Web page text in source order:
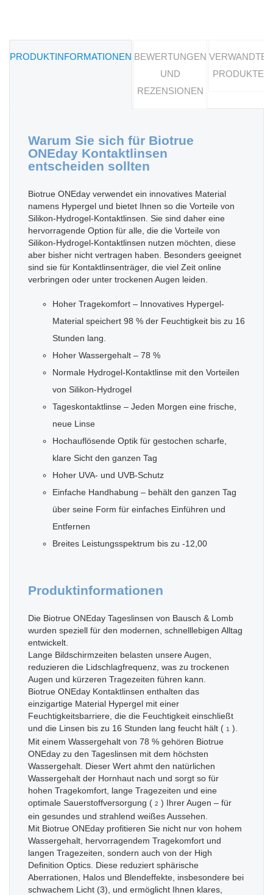
PRODUKTINFORMATIONEN BEWERTUNGEN
UND
REZENSIONEN
VERWANDTE
PRODUKTE
Warum Sie sich für Biotrue
ONEday Kontaktlinsen
entscheiden sollten
Biotrue ONEday verwendet ein innovatives Material
namens Hypergel und bietet Ihnen so die Vorteile von
Silikon-Hydrogel-Kontaktlinsen. Sie sind daher eine
hervorragende Option für alle, die die Vorteile von
Silikon-Hydrogel-Kontaktlinsen nutzen möchten, diese
aber bisher nicht vertragen haben. Besonders geeignet
sind sie für Kontaktlinsenträger, die viel Zeit online
verbringen oder unter trockenen Augen leiden.
Hoher Tragekomfort – Innovatives Hypergel-
Material speichert 98 % der Feuchtigkeit bis zu 16
Stunden lang.
Hoher Wassergehalt – 78 %
Normale Hydrogel-Kontaktlinse mit den Vorteilen
von Silikon-Hydrogel
Tageskontaktlinse – Jeden Morgen eine frische,
neue Linse
Hochauflösende Optik für gestochen scharfe,
klare Sicht den ganzen Tag
Hoher UVA- und UVB-Schutz
Einfache Handhabung – behält den ganzen Tag
über seine Form für einfaches Einführen und
Entfernen
Breites Leistungsspektrum bis zu -12,00
Produktinformationen
Die Biotrue ONEday Tageslinsen von Bausch & Lomb
wurden speziell für den modernen, schnelllebigen Alltag
entwickelt.
Lange Bildschirmzeiten belasten unsere Augen,
reduzieren die Lidschlagfrequenz, was zu trockenen
Augen und kürzeren Tragezeiten führen kann.
Biotrue ONEday Kontaktlinsen enthalten das
einzigartige Material Hypergel mit einer
Feuchtigkeitsbarriere, die die Feuchtigkeit einschließt
und die Linsen bis zu 16 Stunden lang feucht hält ( 1 ).
Mit einem Wassergehalt von 78 % gehören Biotrue
ONEday zu den Tageslinsen mit dem höchsten
Wassergehalt. Dieser Wert ahmt den natürlichen
Wassergehalt der Hornhaut nach und sorgt so für
hohen Tragekomfort, lange Tragezeiten und eine
optimale Sauerstoffversorgung ( 2 ) Ihrer Augen – für
ein gesundes und strahlend weißes Aussehen.
Mit Biotrue ONEday profitieren Sie nicht nur von hohem
Wassergehalt, hervorragendem Tragekomfort und
langen Tragezeiten, sondern auch von der High
Definition Optics. Diese reduziert sphärische
Aberrationen, Halos und Blendeffekte, insbesondere bei
schwachem Licht (3), und ermöglicht Ihnen klares,